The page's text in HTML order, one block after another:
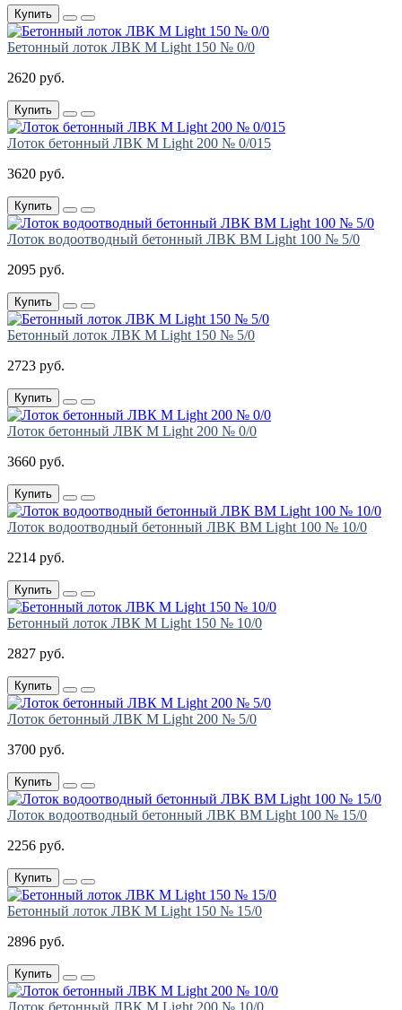
Купить
Бетонный лоток ЛВК М Light 150 № 0/0
2620 руб.
Купить
Лоток бетонный ЛВК М Light 200 № 0/015
3620 руб.
Купить
Лоток водоотводный бетонный ЛВК ВМ Light 100 № 5/0
2095 руб.
Купить
Бетонный лоток ЛВК М Light 150 № 5/0
2723 руб.
Купить
Лоток бетонный ЛВК М Light 200 № 0/0
3660 руб.
Купить
Лоток водоотводный бетонный ЛВК ВМ Light 100 № 10/0
2214 руб.
Купить
Бетонный лоток ЛВК М Light 150 № 10/0
2827 руб.
Купить
Лоток бетонный ЛВК М Light 200 № 5/0
3700 руб.
Купить
Лоток водоотводный бетонный ЛВК ВМ Light 100 № 15/0
2256 руб.
Купить
Бетонный лоток ЛВК М Light 150 № 15/0
2896 руб.
Купить